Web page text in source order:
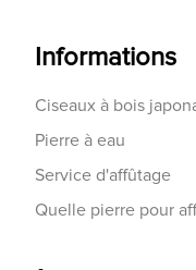
Informations
Ciseaux à bois
Pierre à eau
Service d'affûtage
Quelle pierre pour